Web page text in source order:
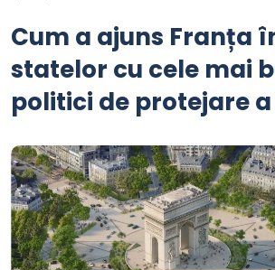
Cum a ajuns Franța
statelor cu cele mai
politici de protejare